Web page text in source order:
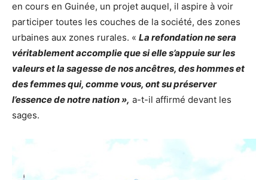
en cours en Guinée, un projet auquel, il aspire à voir
participer toutes les couches de la société, des zones
urbaines aux zones rurales. « La refondation ne sera
véritablement accomplie que si elle s’appuie sur les
valeurs et la sagesse de nos ancêtres, des hommes et
des femmes qui, comme vous, ont su préserver
l’essence de notre nation », a-t-il affirmé devant les
sages.